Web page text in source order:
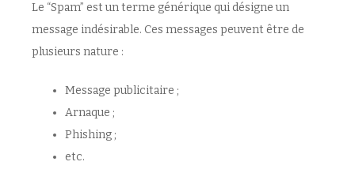
Le “Spam” est un terme générique qui désigne un
message indésirable. Ces messages peuvent être de
plusieurs nature :
Message publicitaire ;
Arnaque ;
Phishing ;
etc.